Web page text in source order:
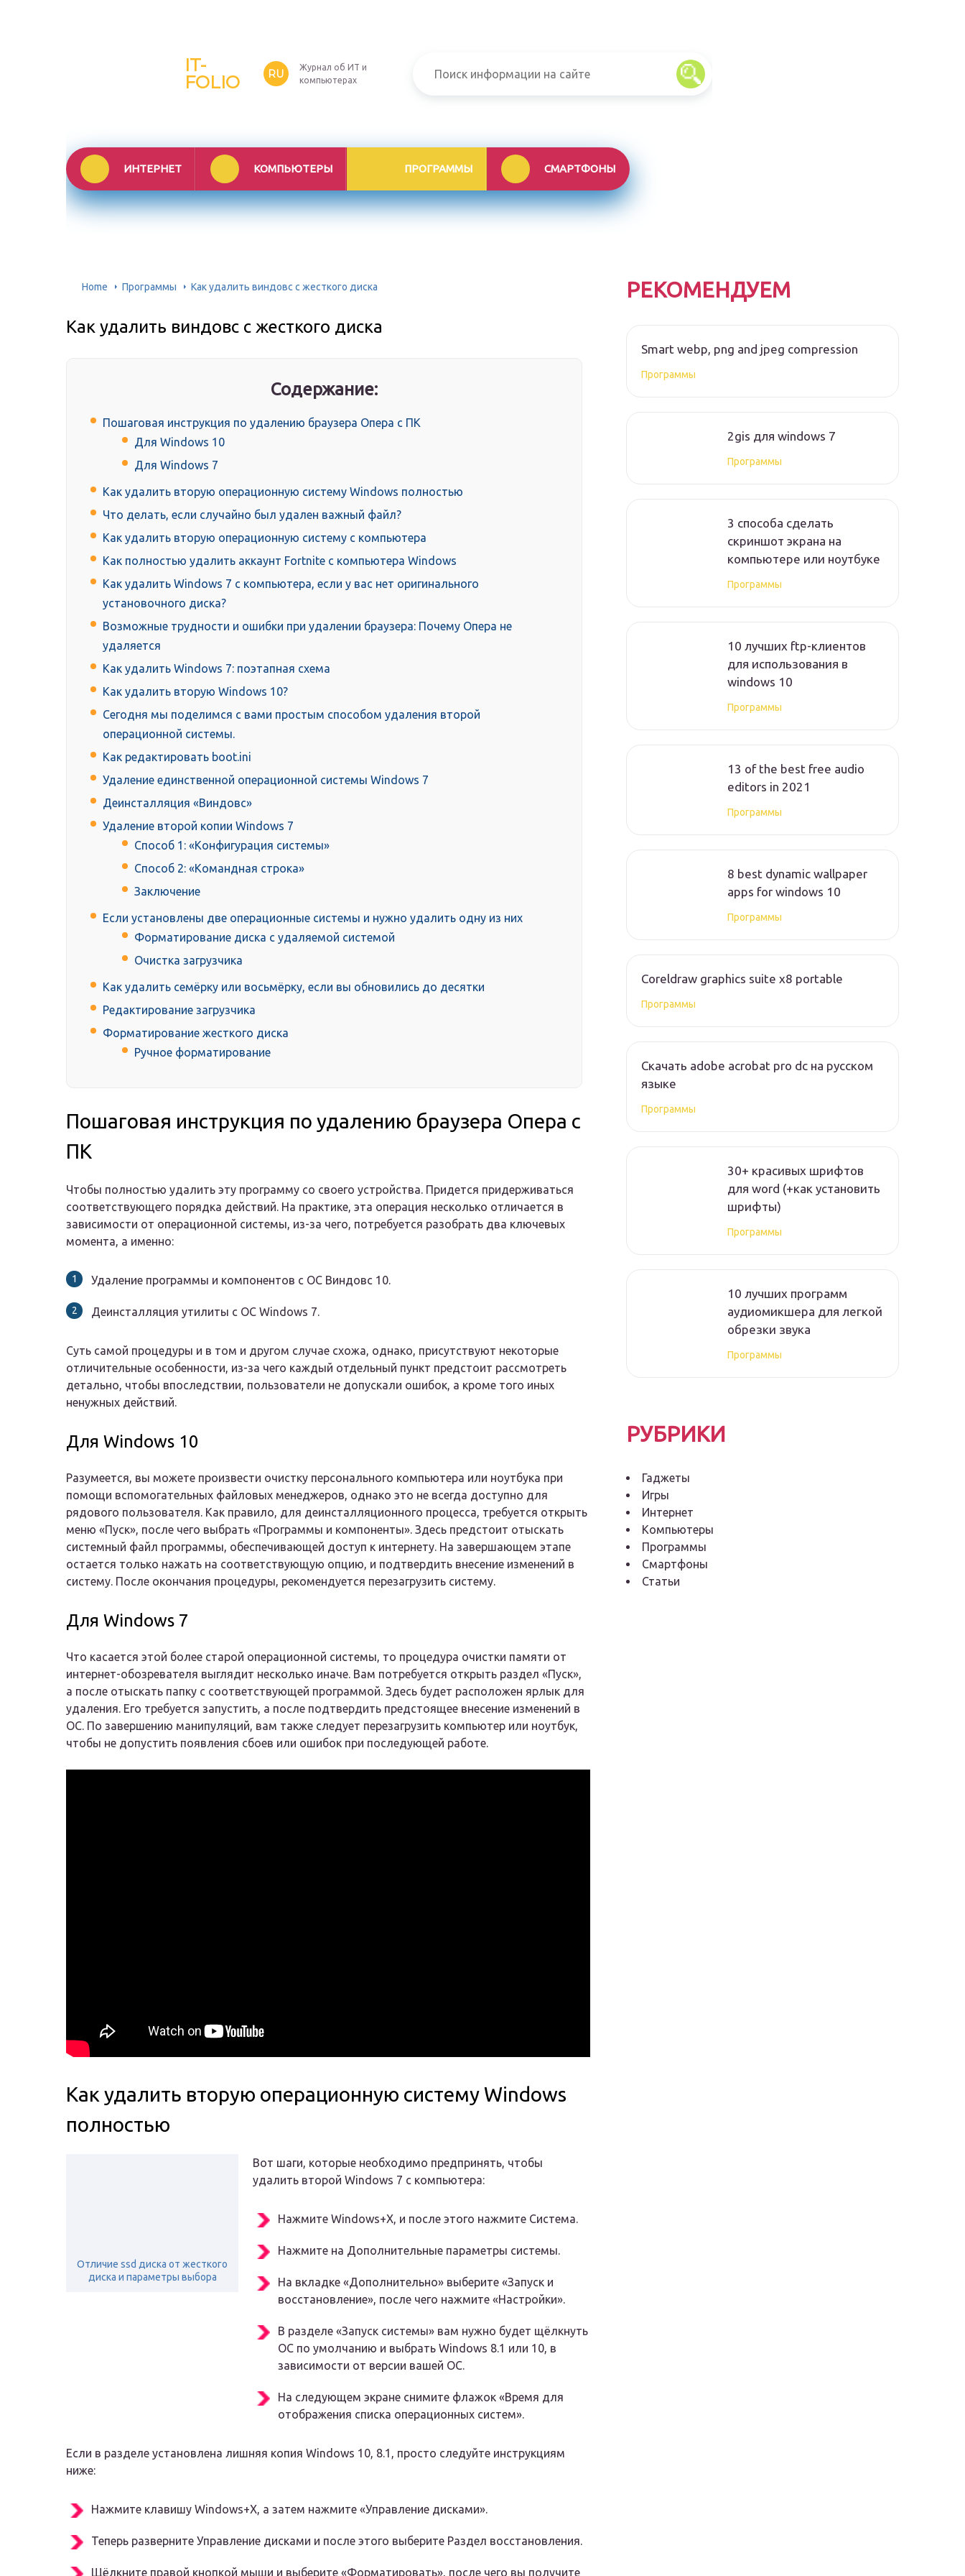
IT-
FOLIO
RU
Журнал об ИТ и
компьютерах
ИНТЕРНЕТ КОМПЬЮТЕРЫ ПРОГРАММЫ СМАРТФОНЫ
Home Программы Как удалить виндовс с жесткого диска
Как удалить виндовс с жесткого диска
Содержание:
Пошаговая инструкция по удалению браузера Опера с ПК
Для Windows 10
Для Windows 7
Как удалить вторую операционную систему Windows полностью
Что делать, если случайно был удален важный файл?
Как удалить вторую операционную систему с компьютера
Как полностью удалить аккаунт Fortnite с компьютера Windows
Как удалить Windows 7 с компьютера, если у вас нет оригинального
установочного диска?
Возможные трудности и ошибки при удалении браузера: Почему Опера не
удаляется
Как удалить Windows 7: поэтапная схема
Как удалить вторую Windows 10?
Сегодня мы поделимся с вами простым способом удаления второй
операционной системы.
Как редактировать boot.ini
Удаление единственной операционной системы Windows 7
Деинсталляция «Виндовс»
Удаление второй копии Windows 7
Способ 1: «Конфигурация системы»
Способ 2: «Командная строка»
Заключение
Если установлены две операционные системы и нужно удалить одну из них
Форматирование диска с удаляемой системой
Очистка загрузчика
Как удалить семёрку или восьмёрку, если вы обновились до десятки
Редактирование загрузчика
Форматирование жесткого диска
Ручное форматирование
Пошаговая инструкция по удалению браузера Опера с
ПК
Чтобы полностью удалить эту программу со своего устройства. Придется придерживаться
соответствующего порядка действий. На практике, эта операция несколько отличается в
зависимости от операционной системы, из-за чего, потребуется разобрать два ключевых
момента, а именно:
Удаление программы и компонентов с ОС Виндовс 10.
Деинсталляция утилиты с OC Windows 7.
Суть самой процедуры и в том и другом случае схожа, однако, присутствуют некоторые
отличительные особенности, из-за чего каждый отдельный пункт предстоит рассмотреть
детально, чтобы впоследствии, пользователи не допускали ошибок, а кроме того иных
ненужных действий.
Для Windows 10
Разумеется, вы можете произвести очистку персонального компьютера или ноутбука при
помощи вспомогательных файловых менеджеров, однако это не всегда доступно для
рядового пользователя. Как правило, для деинсталляционного процесса, требуется открыть
меню «Пуск», после чего выбрать «Программы и компоненты». Здесь предстоит отыскать
системный файл программы, обеспечивающей доступ к интернету. На завершающем этапе
остается только нажать на соответствующую опцию, и подтвердить внесение изменений в
систему. После окончания процедуры, рекомендуется перезагрузить систему.
Для Windows 7
Что касается этой более старой операционной системы, то процедура очистки памяти от
интернет-обозревателя выглядит несколько иначе. Вам потребуется открыть раздел «Пуск»,
а после отыскать папку с соответствующей программой. Здесь будет расположен ярлык для
удаления. Его требуется запустить, а после подтвердить предстоящее внесение изменений в
ОС. По завершению манипуляций, вам также следует перезагрузить компьютер или ноутбук,
чтобы не допустить появления сбоев или ошибок при последующей работе.
Как удалить вторую операционную систему Windows
полностью
Отличие ssd диска от жесткого
диска и параметры выбора
Вот шаги, которые необходимо предпринять, чтобы
удалить второй Windows 7 с компьютера:
Нажмите Windows+X, и после этого нажмите Система.
Нажмите на Дополнительные параметры системы.
На вкладке «Дополнительно» выберите «Запуск и
восстановление», после чего нажмите «Настройки».
В разделе «Запуск системы» вам нужно будет щёлкнуть
ОС по умолчанию и выбрать Windows 8.1 или 10, в
зависимости от версии вашей ОС.
На следующем экране снимите флажок «Время для
отображения списка операционных систем».
Если в разделе установлена лишняя копия Windows 10, 8.1, просто следуйте инструкциям
ниже:
Нажмите клавишу Windows+X, а затем нажмите «Управление дисками».
Теперь разверните Управление дисками и после этого выберите Раздел восстановления.
Щёлкните правой кнопкой мыши и выберите «Форматировать», после чего вы получите
РЕКОМЕНДУЕМ
Smart webp, png and jpeg compression
Программы
2gis для windows 7
Программы
3 способа сделать
скриншот экрана на
компьютере или ноутбуке
Программы
10 лучших ftp-клиентов
для использования в
windows 10
Программы
13 of the best free audio
editors in 2021
Программы
8 best dynamic wallpaper
apps for windows 10
Программы
Coreldraw graphics suite x8 portable
Программы
Скачать adobe acrobat pro dc на русском
языке
Программы
30+ красивых шрифтов
для word (+как установить
шрифты)
Программы
10 лучших программ
аудиомикшера для легкой
обрезки звука
Программы
РУБРИКИ
Гаджеты
Игры
Интернет
Компьютеры
Программы
Смартфоны
Статьи